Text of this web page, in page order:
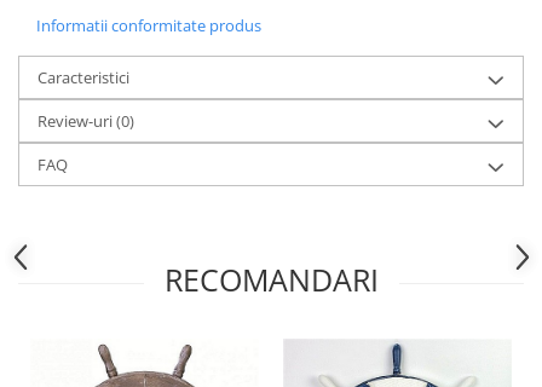
Informatii conformitate produs
Caracteristici
Review-uri(0)
FAQ
RECOMANDARI